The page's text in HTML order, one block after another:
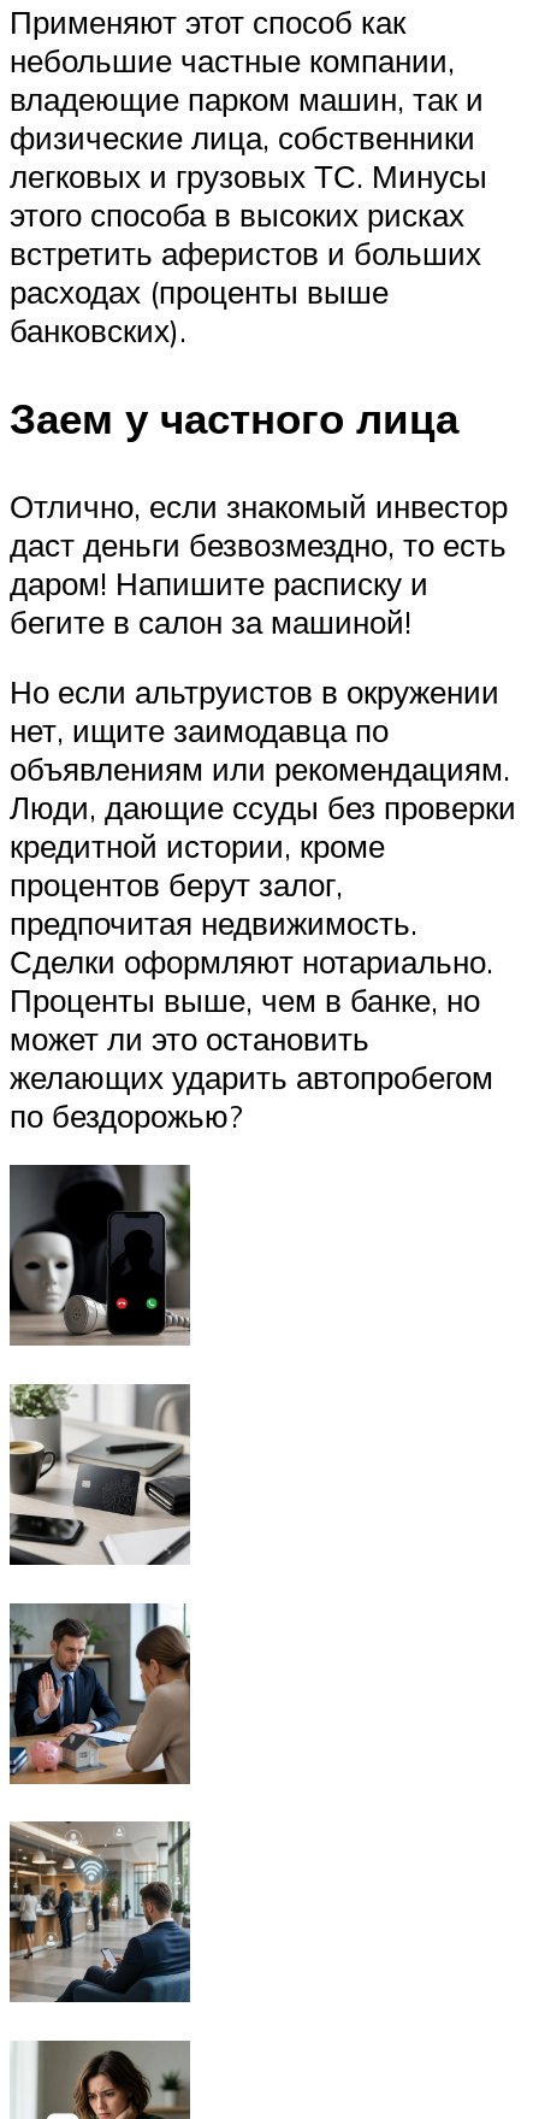
Применяют этот способ как
небольшие частные компании,
владеющие парком машин, так и
физические лица, собственники
легковых и грузовых ТС. Минусы
этого способа в высоких рисках
встретить аферистов и больших
расходах (проценты выше
банковских).
Заем у частного лица
Отлично, если знакомый инвестор
даст деньги безвозмездно, то есть
даром! Напишите расписку и
бегите в салон за машиной!
Но если альтруистов в окружении
нет, ищите заимодавца по
объявлениям или рекомендациям.
Люди, дающие ссуды без проверки
кредитной истории, кроме
процентов берут залог,
предпочитая недвижимость.
Сделки оформляют нотариально.
Проценты выше, чем в банке, но
может ли это остановить
желающих ударить автопробегом
по бездорожью?